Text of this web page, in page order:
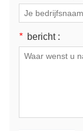
* bericht :